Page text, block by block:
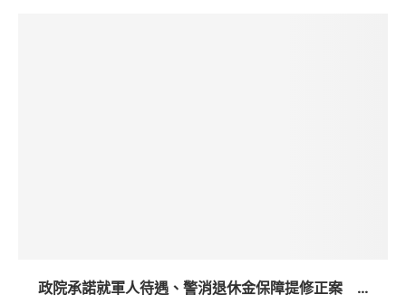
政院承諾就軍人待遇、警消退休金保障提修正案 ...